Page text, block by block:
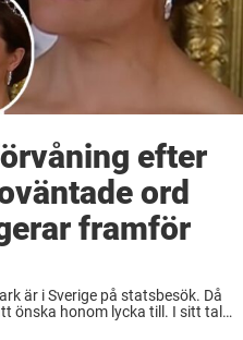
efter
ord
framför
är i Sverige på statsbesök. Då
önska honom lycka till. I sitt tal